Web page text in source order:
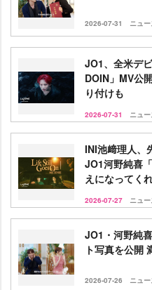
2026-07-31 ニュー
JO1、全米デ
DOIN」MV公
り付けも
2026-07-31 ニュー
INI池﨑理人、
JO1河野純喜
えになってく
2026-07-27 ニュー
JO1・河野純
ト写真を公開
2026-07-26 ニュー